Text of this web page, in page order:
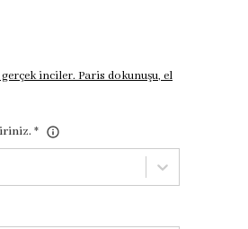
inciler. Paris dokunuşu, el
*